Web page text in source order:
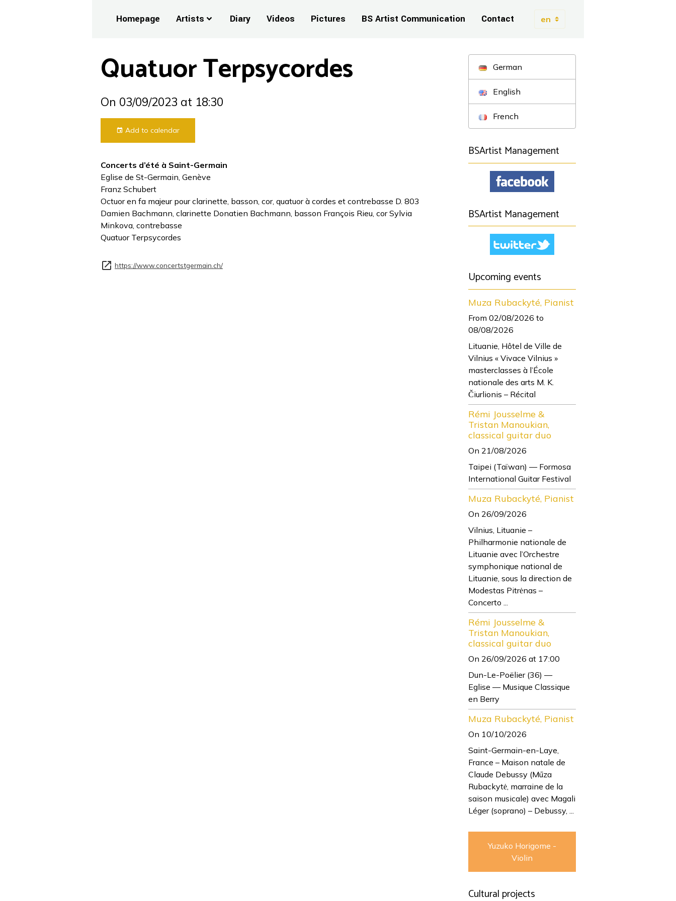
Homepage Artists Diary Videos Pictures BS Artist Communication Contact
Quatuor Terpsycordes
On 03/09/2023 at 18:30
Add to calendar
Concerts d’été à Saint-Germain
Eglise de St-Germain, Genève
Franz Schubert
Octuor en fa majeur pour clarinette, basson, cor, quatuor à cordes et contrebasse D. 803
Damien Bachmann, clarinette Donatien Bachmann, basson François Rieu, cor Sylvia
Minkova, contrebasse
Quatuor Terpsycordes
https://www.concertstgermain.ch/
German
English
French
BSArtist Management
BSArtist Management
Upcoming events
Muza Rubackyté, Pianist
From 02/08/2026 to
08/08/2026
Lituanie, Hôtel de Ville de
Vilnius « Vivace Vilnius »
masterclasses à l’École
nationale des arts M. K.
Čiurlionis – Récital
Rémi Jousselme &
Tristan Manoukian,
classical guitar duo
On 21/08/2026
Taipei (Taïwan) — Formosa
International Guitar Festival
Muza Rubackyté, Pianist
On 26/09/2026
Vilnius, Lituanie –
Philharmonie nationale de
Lituanie avec l’Orchestre
symphonique national de
Lituanie, sous la direction de
Modestas Pitrėnas –
Concerto ...
Rémi Jousselme &
Tristan Manoukian,
classical guitar duo
On 26/09/2026 at 17:00
Dun-Le-Poëlier (36) —
Eglise — Musique Classique
en Berry
Muza Rubackyté, Pianist
On 10/10/2026
Saint-Germain-en-Laye,
France – Maison natale de
Claude Debussy (Mūza
Rubackytė, marraine de la
saison musicale) avec Magali
Léger (soprano) – Debussy, ...
Yuzuko Horigome -
Violin
Cultural projects